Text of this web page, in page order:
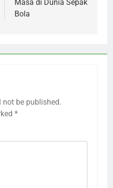
Masa di Dunia Sepak
Bola
be published.
*